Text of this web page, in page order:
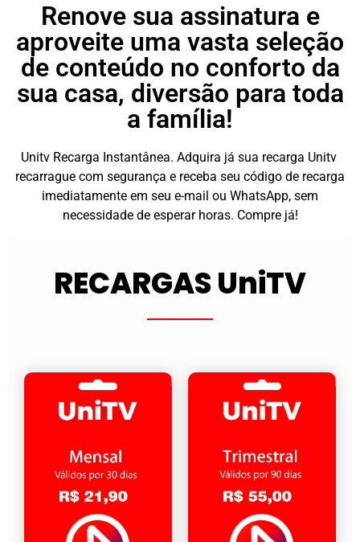
Renove sua assinatura e
aproveite uma vasta seleção
de conteúdo no conforto da
sua casa, diversão para toda
a família!
Unitv Recarga Instantânea. Adquira já sua recarga Unitv
recarrague com segurança e receba seu código de recarga
imediatamente em seu e-mail ou WhatsApp, sem
necessidade de esperar horas. Compre já!
RECARGAS UniTV